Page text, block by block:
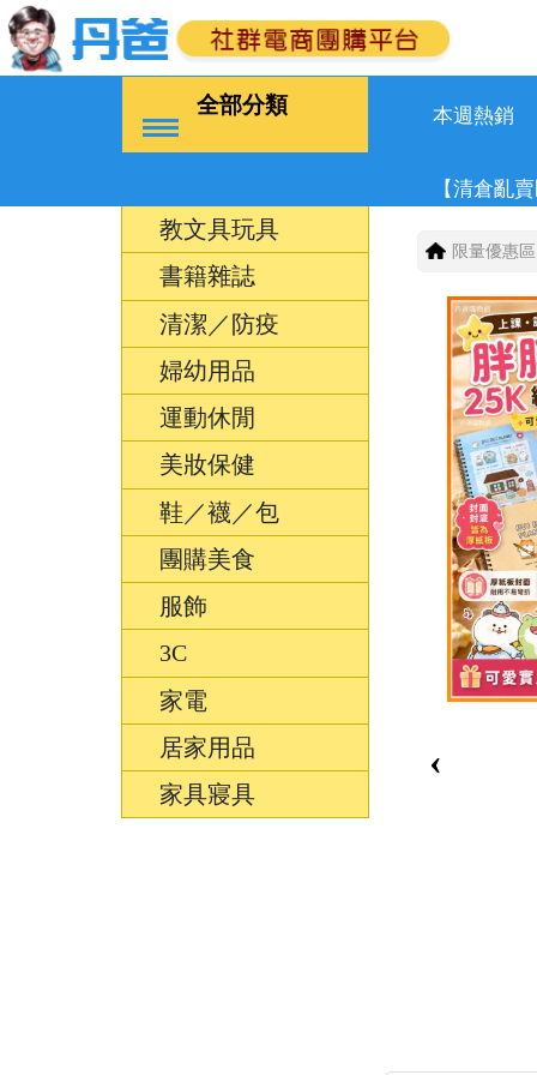
全部分類 本週熱銷
【清倉亂
教文具玩具
書籍雜誌
清潔／防疫
婦幼用品
運動休閒
美妝保健
鞋／襪／包
團購美食
服飾
3C
家電
居家用品
家具寢具
限量優惠區
‹